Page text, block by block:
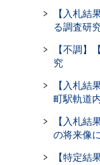
【入札結
る調査研
【不調】
究
【入札結
町駅軌道
【入札結
の将来像
【特定結